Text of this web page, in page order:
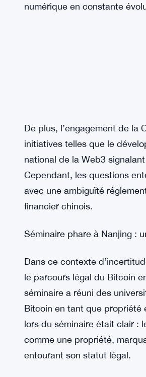
numérique en constante
De plus, l’engagement de la
national de la Web3
Cependant, les questions
avec une ambiguïté
financier chinois.
Séminaire phare à Nanjing :